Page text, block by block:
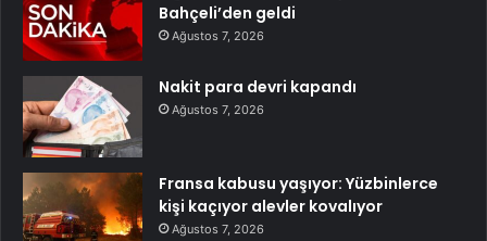
Bahçeli’den geldi
Ağustos 7, 2026
Nakit para devri kapandı
Ağustos 7, 2026
Fransa kabusu yaşıyor: Yüzbinlerce
kişi kaçıyor alevler kovalıyor
Ağustos 7, 2026